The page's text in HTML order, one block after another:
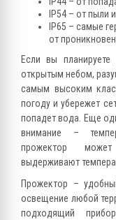
IP54 – от пыли
IP65 – самые
от
Если вы
открытым небом,
самым высоким
погоду и убережет
попадет вода. Еще
внимание –
прожектор
выдерживают
Прожектор –
освещение любой
подходящий